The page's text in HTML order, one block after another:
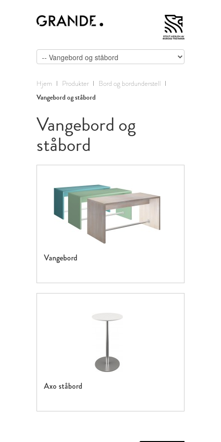
Hjem Produkter Bord og bordunderstell
Vangebord og ståbord
Vangebord og
ståbord
Vangebord
Axo ståbord